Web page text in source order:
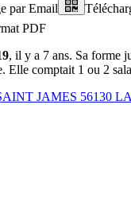
par Email
PDF
, il y a 7 ans. Sa forme
Elle comptait 1 ou 2
JAMES 56130